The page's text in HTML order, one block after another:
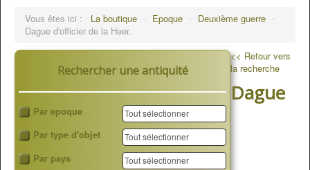
Vous êtes ici : La boutique - Epoque - Deuxième guerre -
Dague d'officier de la Heer.
Rechercher une antiquité
Par epoque
Par type d'objet
Par pays
<< Retour vers
la recherche
Dague